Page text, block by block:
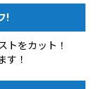
!
トをカット！
す！